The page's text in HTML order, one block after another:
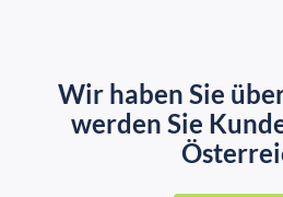
Wir haben Sie
werden Sie